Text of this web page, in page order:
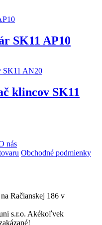
SK11 AP10
klincov SK11
nás
Obchodné podmienky
na Račianskej 186 v
s.r.o. Akékoľvek